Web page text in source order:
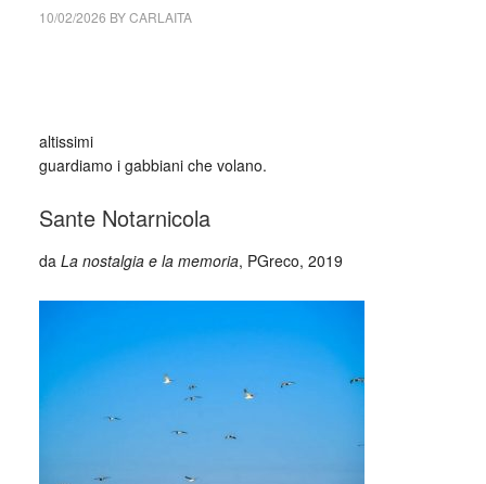
10/02/2026 BYCARLAITA
altissimi
guardiamo i gabbiani che volano.
Sante Notarnicola
da La nostalgia e la memoria, PGreco, 2019